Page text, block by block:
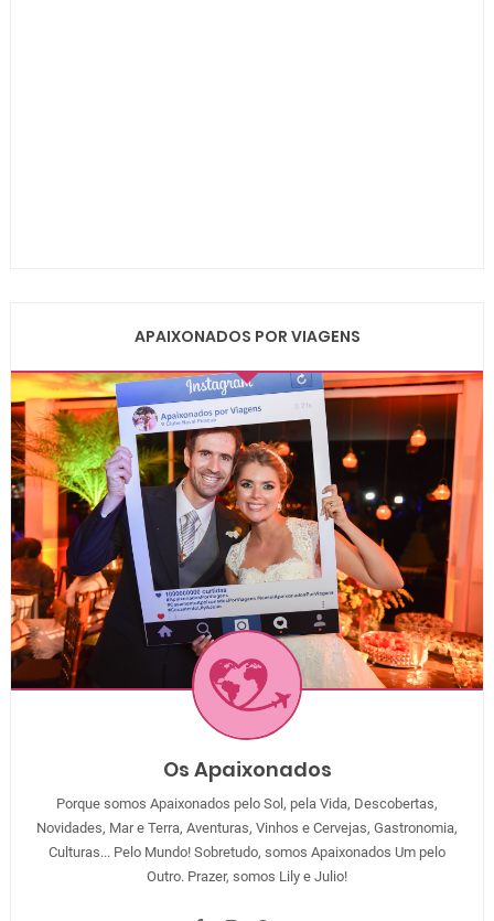
APAIXONADOS POR VIAGENS
Os Apaixonados
Porque somos Apaixonados pelo Sol, pela Vida, Descobertas,
Novidades, Mar e Terra, Aventuras, Vinhos e Cervejas, Gastronomia,
Culturas... Pelo Mundo! Sobretudo, somos Apaixonados Um pelo
Outro. Prazer, somos Lily e Julio!